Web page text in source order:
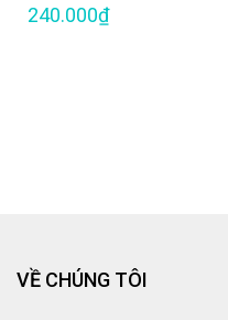
240.000₫
VỀ CHÚNG TÔI